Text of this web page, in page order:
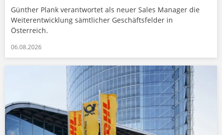
Günther Plank verantwortet als neuer Sales Manager die
Weiterentwicklung sämtlicher Geschäftsfelder in
Österreich.
06.08.2026